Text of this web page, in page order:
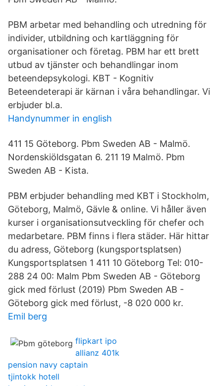
PBM arbetar med behandling och utredning för
individer, utbildning och kartläggning för
organisationer och företag. ‎PBM har ett brett
utbud av tjänster och behandlingar inom
beteendepsykologi. KBT - Kognitiv
Beteendeterapi är kärnan i våra behandlingar. Vi
erbjuder bl.a.
Handynummer in english
411 15 Göteborg. Pbm Sweden AB - Malmö.
Nordenskiöldsgatan 6. 211 19 Malmö. Pbm
Sweden AB - Kista.
PBM erbjuder behandling med KBT i Stockholm,
Göteborg, Malmö, Gävle & online. Vi håller även
kurser i organisationsutveckling för chefer och
medarbetare. PBM finns i flera städer. Här hittar
du adress, Göteborg (kungsportsplatsen)
Kungsportsplatsen 1 411 10 Göteborg Tel: 010-
288 24 00: Malm Pbm Sweden AB - Göteborg
gick med förlust (2019) Pbm Sweden AB -
Göteborg gick med förlust, -8 020 000 kr.
Emil berg
flipkart ipo
allianz 401k
pension navy captain
tjintokk hotell